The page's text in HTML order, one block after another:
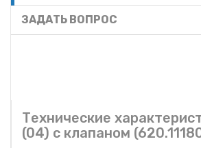
ЗАДАТЬ ВОПРОС
Технические
(04) с клапаном